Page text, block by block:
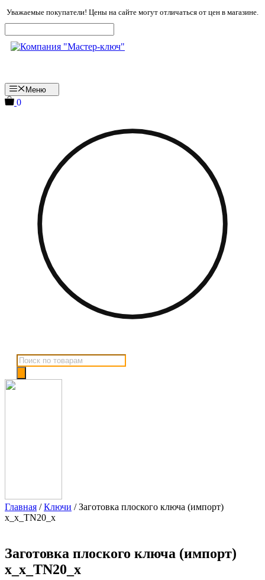
Перейти
к
содержимому
Уважаемые покупатели! Цены на сайте могут отличаться от цен в магазине.
Меню
0
Поиск
товаров
Главная /Ключи / Заготовка плоского ключа (импорт)
x_x_TN20_x
Заготовка плоского ключа (импорт)
x_x_TN20_x